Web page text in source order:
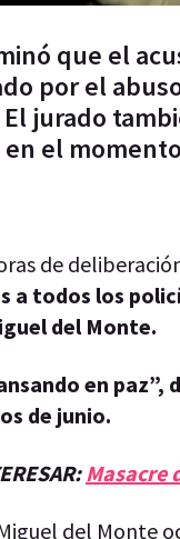
que el
por el
jurado
en el
de
a todos los
del Monte.
en
de junio.
Masacre
del Monte